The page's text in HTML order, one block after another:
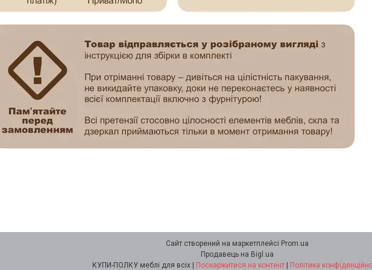
Сайт створений на маркетплейсі Prom.ua
Продавець на Bigl.ua
Поскаржитися на контент Політика